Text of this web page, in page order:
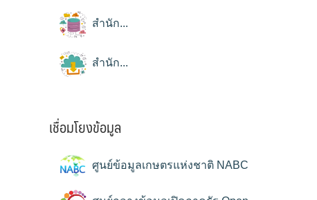
สำนัก...
สำนัก...
เชื่อมโยงข้อมูล
ศูนย์ข้อมูลเกษตรแห่งชาติ NABC